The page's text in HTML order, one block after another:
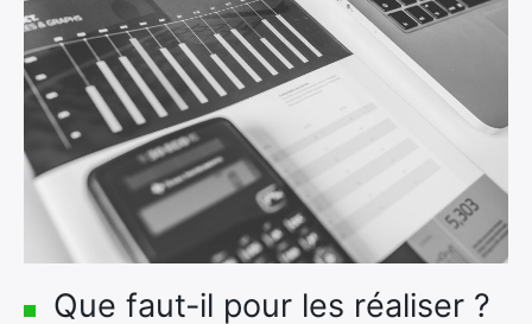
Que faut-il pour les réaliser ?